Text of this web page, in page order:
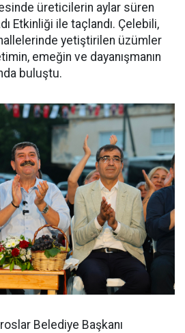
üreticilerin aylar süren
Etkinliği ile taçlandı. Çelebili,
yetiştirilen üzümler
emeğin ve dayanışmanın
buluştu.
Belediye Başkanı